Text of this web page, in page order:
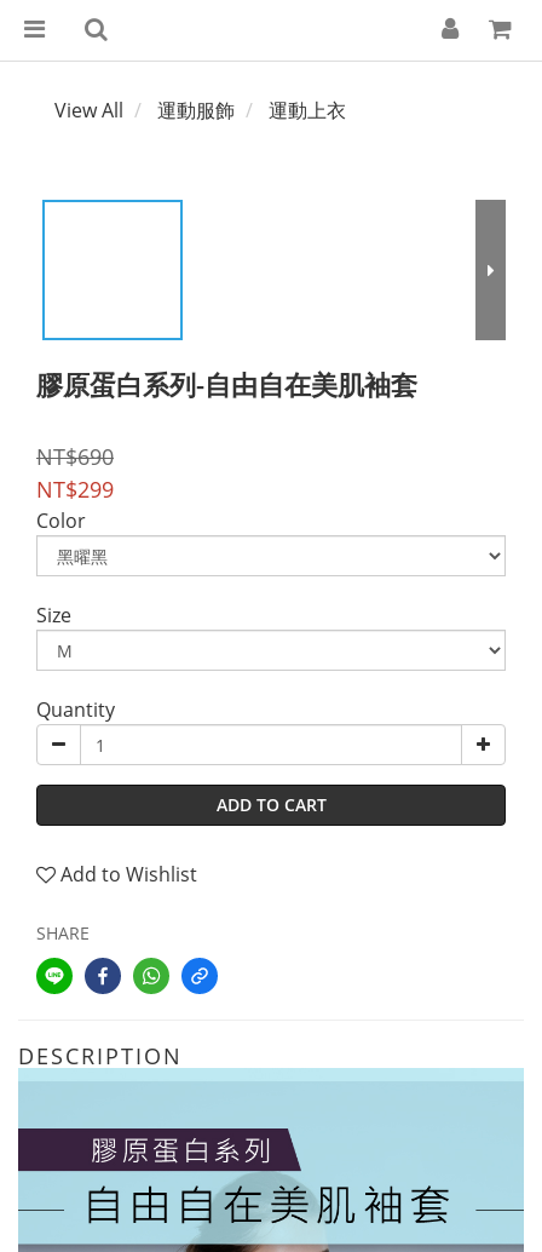
View All 運動服飾 運動上衣
膠原蛋白系列-自由自在美肌袖套
NT$690
NT$299
Color
Size
Quantity
ADD TO CART
Add to Wishlist
SHARE
DESCRIPTION